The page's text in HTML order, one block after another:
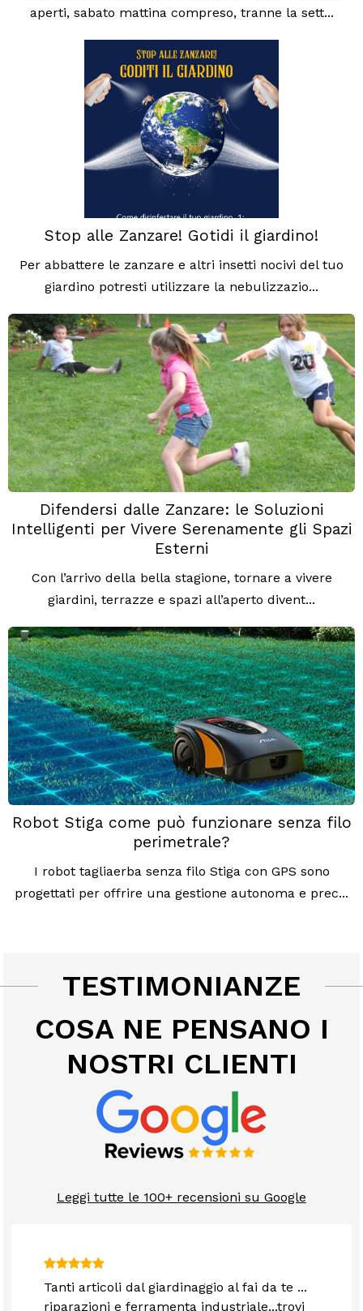
aperti, sabato mattina compreso, tranne la sett...
Stop alle Zanzare! Gotidi il giardino!
Per abbattere le zanzare e altri insetti nocivi del tuo
giardino potresti utilizzare la nebulizzazio...
Difendersi dalle Zanzare: le Soluzioni
Intelligenti per Vivere Serenamente gli Spazi
Esterni
Con l’arrivo della bella stagione, tornare a vivere
giardini, terrazze e spazi all’aperto divent...
Robot Stiga come può funzionare senza filo
perimetrale?
I robot tagliaerba senza filo Stiga con GPS sono
progettati per offrire una gestione autonoma e prec...
TESTIMONIANZE
COSA NE PENSANO I
NOSTRI CLIENTI
Leggi tutte le 100+ recensioni su Google
Tanti articoli dal giardinaggio al fai da te ...
riparazioni e ferramenta industriale...trovi